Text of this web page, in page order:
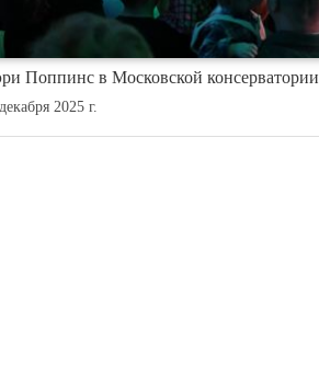
Поппинс в Московской консерватории
2025 г.